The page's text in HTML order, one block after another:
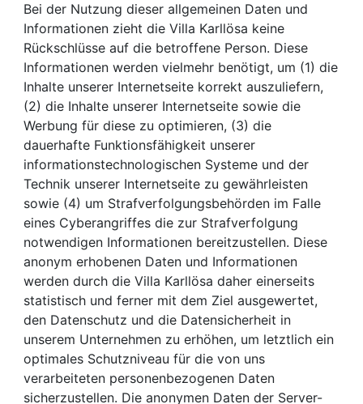
Bei der Nutzung dieser allgemeinen Daten und
Informationen zieht die Villa Karllösa keine
Rückschlüsse auf die betroffene Person. Diese
Informationen werden vielmehr benötigt, um (1) die
Inhalte unserer Internetseite korrekt auszuliefern,
(2) die Inhalte unserer Internetseite sowie die
Werbung für diese zu optimieren, (3) die
dauerhafte Funktionsfähigkeit unserer
informationstechnologischen Systeme und der
Technik unserer Internetseite zu gewährleisten
sowie (4) um Strafverfolgungsbehörden im Falle
eines Cyberangriffes die zur Strafverfolgung
notwendigen Informationen bereitzustellen. Diese
anonym erhobenen Daten und Informationen
werden durch die Villa Karllösa daher einerseits
statistisch und ferner mit dem Ziel ausgewertet,
den Datenschutz und die Datensicherheit in
unserem Unternehmen zu erhöhen, um letztlich ein
optimales Schutzniveau für die von uns
verarbeiteten personenbezogenen Daten
sicherzustellen. Die anonymen Daten der Server-